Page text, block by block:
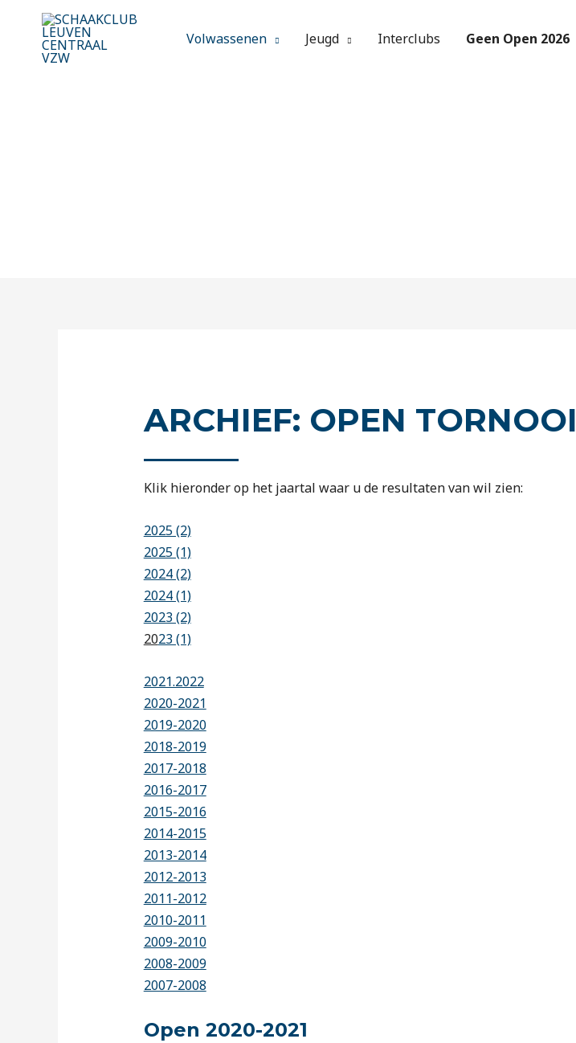
Volwassenen Jeugd Interclubs Geen Open 2026
ARCHIEF: OPEN TORNOOI
Klik hieronder op het jaartal waar u de resultaten van wil zien:
2025 (2)
2025 (1)
2024 (2)
2024 (1)
2023 (2)
2023 (1)
2021.2022
2020-2021
2019-2020
2018-2019
2017-2018
2016-2017
2015-2016
2014-2015
2013-2014
2012-2013
2011-2012
2010-2011
2009-2010
2008-2009
2007-2008
Open 2020-2021